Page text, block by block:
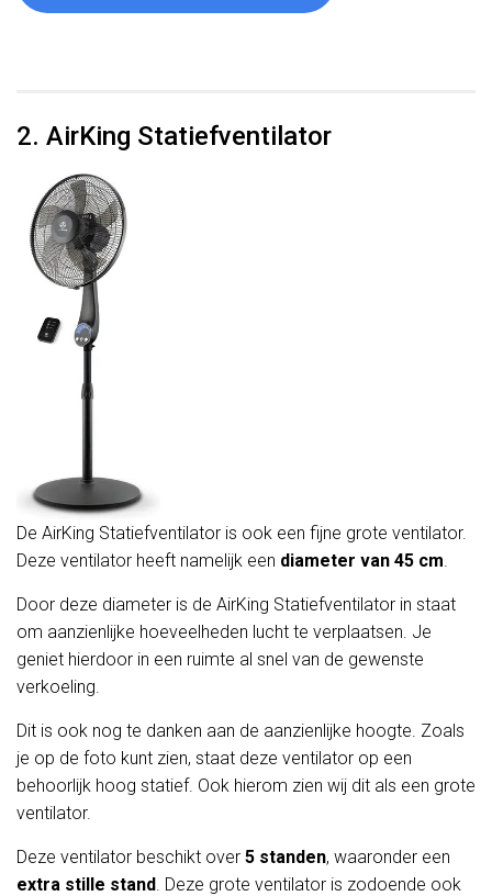
2. AirKing Statiefventilator
De AirKing Statiefventilator is ook een fijne grote ventilator.
Deze ventilator heeft namelijk een diameter van 45 cm.
Door deze diameter is de AirKing Statiefventilator in staat
om aanzienlijke hoeveelheden lucht te verplaatsen. Je
geniet hierdoor in een ruimte al snel van de gewenste
verkoeling.
Dit is ook nog te danken aan de aanzienlijke hoogte. Zoals
je op de foto kunt zien, staat deze ventilator op een
behoorlijk hoog statief. Ook hierom zien wij dit als een grote
ventilator.
Deze ventilator beschikt over 5 standen, waaronder een
extra stille stand. Deze grote ventilator is zodoende ook